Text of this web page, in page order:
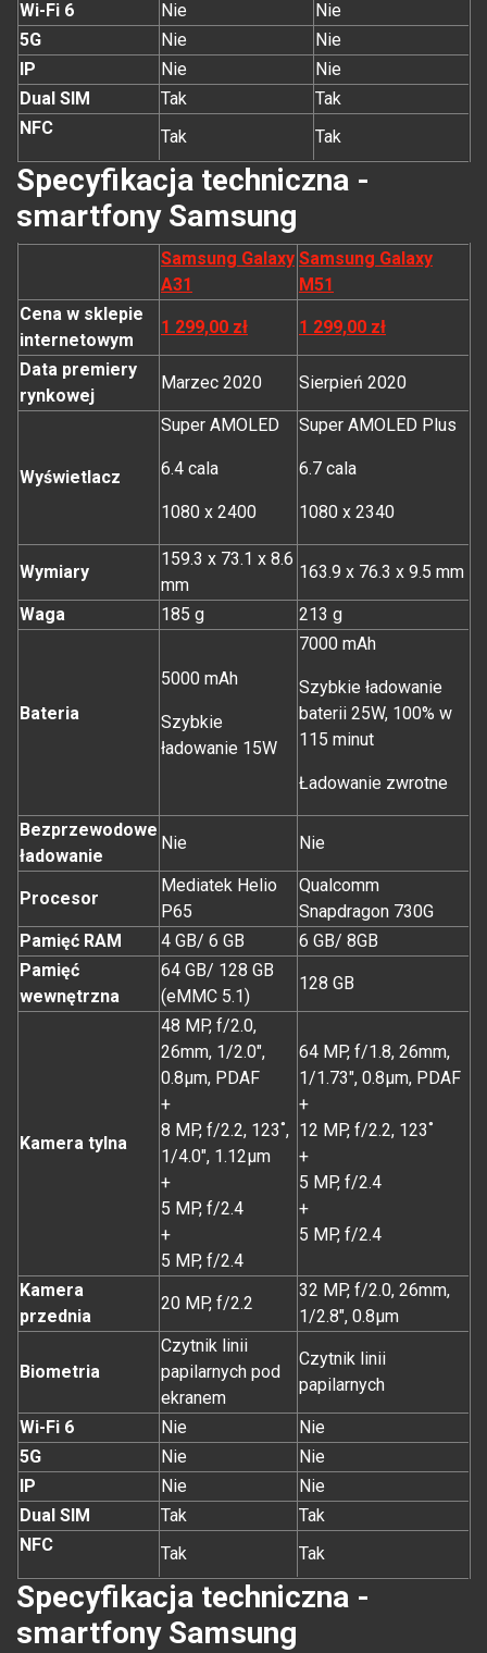
Wi-Fi 6 Nie
Nie
5G
Nie
Nie
IP
Nie
Nie
Dual SIM
Tak
Tak
NFC
Tak Tak
Specyfikacja techniczna -
smartfony Samsung
Samsung Galaxy
A31
Samsung Galaxy
M51
Cena w sklepie
internetowym
1 299,00 zł 1 299,00 zł
Data premiery
rynkowej
Marzec 2020 Sierpień 2020
Wyświetlacz
Super AMOLED
6.4 cala
1080 x 2400
Super AMOLED Plus
6.7 cala
1080 x 2340
Wymiary
159.3 x 73.1 x 8.6
mm
163.9 x 76.3 x 9.5 mm
Waga 185 g 213 g
Bateria
5000 mAh
Szybkie
ładowanie 15W
7000 mAh
Szybkie ładowanie
baterii 25W, 100% w
115 minut
Ładowanie zwrotne
Bezprzewodowe
ładowanie
Nie Nie
Procesor
Mediatek Helio
P65
Qualcomm
Snapdragon 730G
Pamięć RAM
4 GB/ 6 GB
6 GB/ 8GB
Pamięć
wewnętrzna
64 GB/ 128 GB
(eMMC 5.1)
128 GB
Kamera tylna
48 MP, f/2.0,
26mm, 1/2.0",
0.8µm, PDAF
+
8 MP, f/2.2, 123˚,
1/4.0", 1.12µm
+
5 MP, f/2.4
+
5 MP, f/2.4
64 MP, f/1.8, 26mm,
1/1.73", 0.8µm, PDAF
+
12 MP, f/2.2, 123˚
+
5 MP, f/2.4
+
5 MP, f/2.4
Kamera
przednia
20 MP, f/2.2
32 MP, f/2.0, 26mm,
1/2.8", 0.8µm
Biometria
Czytnik linii
papilarnych pod
ekranem
Czytnik linii
papilarnych
Wi-Fi 6 Nie
Nie
5G
Nie
Nie
IP
Nie
Nie
Dual SIM
Tak
Tak
NFC
Tak Tak
Specyfikacja techniczna -
smartfony Samsung